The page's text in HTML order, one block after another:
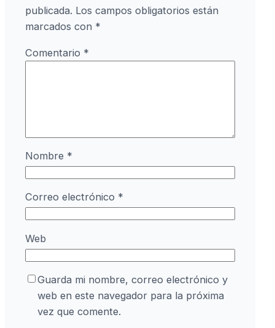
publicada. Los campos obligatorios están
marcados con *
Comentario *
Nombre *
Correo electrónico *
Web
Guarda mi nombre, correo electrónico y
web en este navegador para la próxima
vez que comente.